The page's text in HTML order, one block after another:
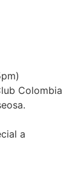
Colombia
a